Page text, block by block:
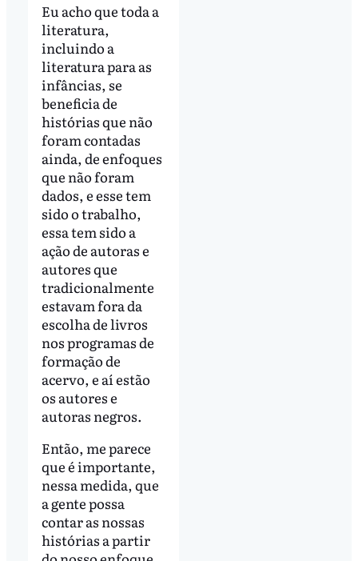
Eu acho que toda a
literatura,
incluindo a
literatura para as
infâncias, se
beneficia de
histórias que não
foram contadas
ainda, de enfoques
que não foram
dados, e esse tem
sido o trabalho,
essa tem sido a
ação de autoras e
autores que
tradicionalmente
estavam fora da
escolha de livros
nos programas de
formação de
acervo, e aí estão
os autores e
autoras negros.
Então, me parece
que é importante,
nessa medida, que
a gente possa
contar as nossas
histórias a partir